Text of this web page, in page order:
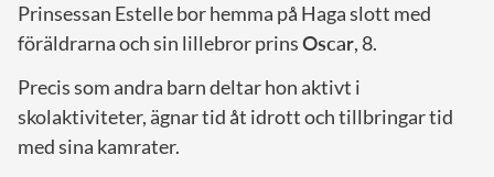
Prinsessan Estelle bor hemma på Haga slott med
föräldrarna och sin lillebror prinsOscar, 8.
Precis som andra barn deltar hon aktivt i
skolaktiviteter, ägnar tid åt idrott och tillbringar tid
med sina kamrater.